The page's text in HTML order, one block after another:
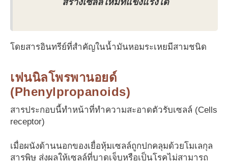
โดยสารอินทรีย์ที่สำคัญในน้ำมันหอมระเหยมีสามชนิด
เฟนนิลโพรพานอยด์
(Phenylpropanoids)
สารประกอบนี้ทำหน้าที่ทำความสะอาดตัวรับเซลล์ (Cells
receptor)
เมื่อผนังด้านนอกของเยื่อหุ้มเซลล์ถูกปกคลุมด้วยโมเลกุล
สารพิษ ส่งผลให้เซลล์ที่บาดเจ็บหรือเป็นโรคไม่สามารถ